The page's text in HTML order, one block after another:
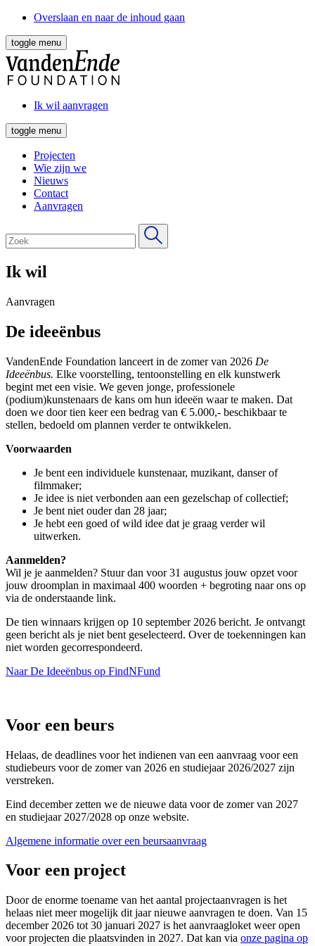
Overslaan en naar de inhoud gaan
toggle menu
Ik wil aanvragen
toggle menu
Projecten
Wie zijn we
Nieuws
Contact
Aanvragen
Ik wil
Aanvragen
De ideeënbus
VandenEnde Foundation lanceert in de zomer van 2026 De
Ideeënbus. Elke voorstelling, tentoonstelling en elk kunstwerk
begint met een visie. We geven jonge, professionele
(podium)kunstenaars de kans om hun ideeën waar te maken. Dat
doen we door tien keer een bedrag van € 5.000,- beschikbaar te
stellen, bedoeld om plannen verder te ontwikkelen.
Voorwaarden
Je bent een individuele kunstenaar, muzikant, danser of
filmmaker;
Je idee is niet verbonden aan een gezelschap of collectief;
Je bent niet ouder dan 28 jaar;
Je hebt een goed of wild idee dat je graag verder wil
uitwerken.
Aanmelden?
Wil je je aanmelden? Stuur dan voor 31 augustus jouw opzet voor
jouw droomplan in maximaal 400 woorden + begroting naar ons op
via de onderstaande link.
De tien winnaars krijgen op 10 september 2026 bericht. Je ontvangt
geen bericht als je niet bent geselecteerd. Over de toekenningen kan
niet worden gecorrespondeerd.
Naar De Ideeënbus op FindNFund
Voor een beurs
Helaas, de deadlines voor het indienen van een aanvraag voor een
studiebeurs voor de zomer van 2026 en studiejaar 2026/2027 zijn
verstreken.
Eind december zetten we de nieuwe data voor de zomer van 2027
en studiejaar 2027/2028 op onze website.
Algemene informatie over een beursaanvraag
Voor een project
Door de enorme toename van het aantal projectaanvragen is het
helaas niet meer mogelijk dit jaar nieuwe aanvragen te doen. Van 15
december 2026 tot 30 januari 2027 is het aanvraagloket weer open
voor projecten die plaatsvinden in 2027. Dat kan via onze pagina op